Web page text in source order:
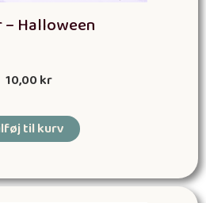
Halloween
10,00kr
til kurv